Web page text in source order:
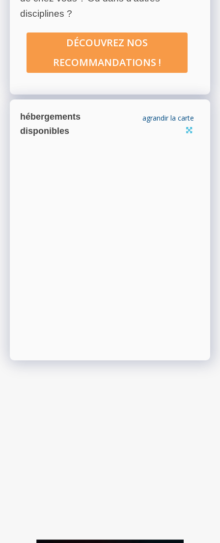
disciplines ?
DÉCOUVREZ NOS
RECOMMANDATIONS !
hébergements
disponibles
agrandir la carte